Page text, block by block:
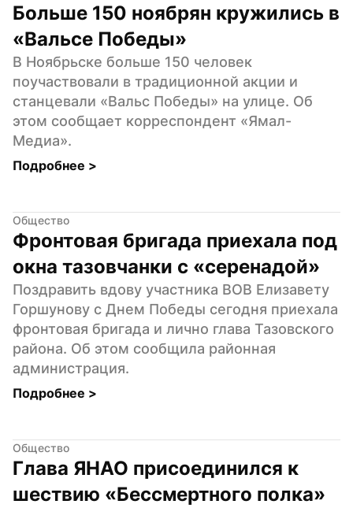
Больше 150 ноябрян кружились в
«Вальсе Победы»
В Ноябрьске больше 150 человек
поучаствовали в традиционной акции и
станцевали «Вальс Победы» на улице. Об
этом сообщает корреспондент «Ямал-
Медиа».
Подробнее >
Общество
Фронтовая бригада приехала под
окна тазовчанки с «серенадой»
Поздравить вдову участника ВОВ Елизавету
Горшунову с Днем Победы сегодня приехала
фронтовая бригада и лично глава Тазовского
района. Об этом сообщила районная
администрация.
Подробнее >
Общество
Глава ЯНАО присоединился к
шествию «Бессмертного полка»